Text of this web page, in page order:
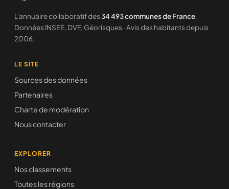
L'annuaire collaboratif des34 493 communes de France.
Données INSEE, DVF, Géorisques · Avis des habitants depuis
2006.
LE SITE
Sources des données
Partenaires
Charte de modération
Nous contacter
EXPLORER
Nos classements
Toutes les régions